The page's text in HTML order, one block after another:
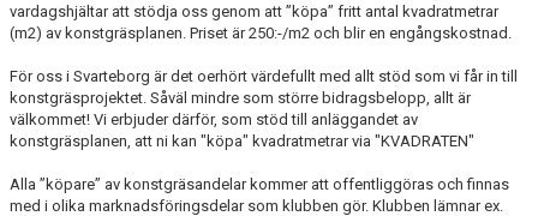
vardagshjältar att stödja oss genom att ”köpa” fritt antal kvadratmetrar
(m2) av konstgräsplanen. Priset är 250:-/m2 och blir en engångskostnad.
För oss i Svarteborg är det oerhört värdefullt med allt stöd som vi får in till
konstgräsprojektet. Såväl mindre som större bidragsbelopp, allt är
välkommet! Vi erbjuder därför, som stöd till anläggandet av
konstgräsplanen, att ni kan "köpa" kvadratmetrar via "KVADRATEN"
Alla ”köpare” av konstgräsandelar kommer att offentliggöras och finnas
med i olika marknadsföringsdelar som klubben gör. Klubben lämnar ex.